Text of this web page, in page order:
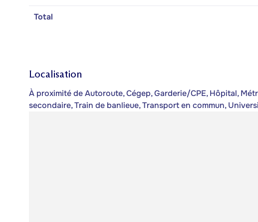
Total
Localisation
À proximité de Autoroute, Cégep, Garderie/CPE, Hôpital,
secondaire, Train de banlieue, Transport en commun,